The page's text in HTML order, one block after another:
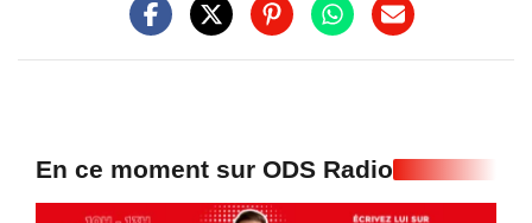
En ce moment sur ODS Radio